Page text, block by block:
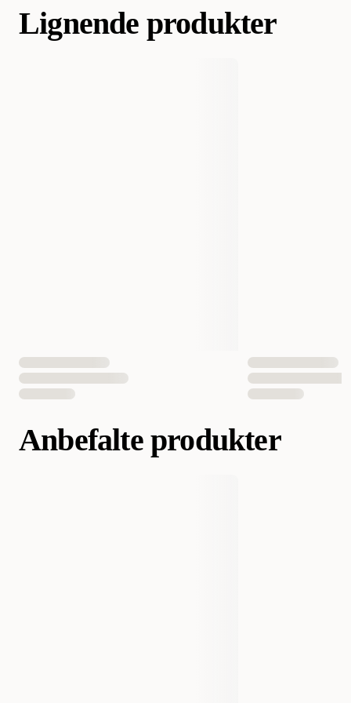
Varemerke
Lignende produkter
Anbefalte produkter